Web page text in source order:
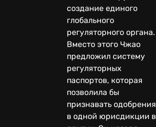
создание единого
глобального
регуляторного органа.
Вместо этого Чжао
предложил систему
регуляторных
паспортов, которая
позволила бы
признавать одобрения
в одной юрисдикции в